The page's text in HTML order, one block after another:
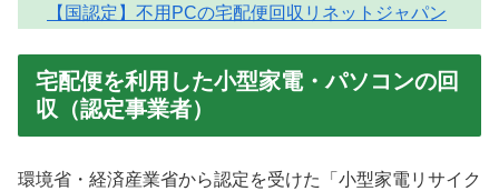
【国認定】不用PCの宅配便回収リネットジャパン
宅配便を利用した小型家電・パソコンの回
収（認定事業者）
環境省・経済産業省から認定を受けた「小型家電リサイク